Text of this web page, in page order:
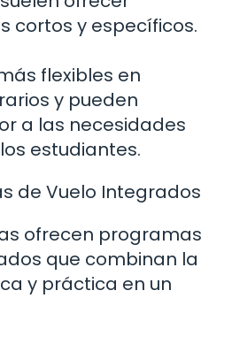
cortos y específicos.
flexibles en
y pueden
a las necesidades
estudiantes.
de Vuelo Integrados
ofrecen programas
que combinan la
y práctica en un